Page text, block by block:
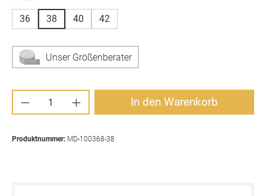
36
38 40 42
Unser Größenberater
Produkt Anzahl: Gib den gewünschten
In den Warenkorb
Produktnummer: MD-100368-38